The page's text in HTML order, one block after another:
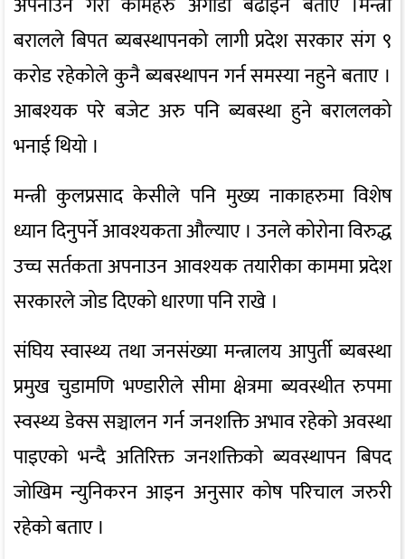
बरालले बिपत ब्यबस्थापनको लागी प्रदेश सरकार संग ९
करोड रहेकोले कुनै ब्यबस्थापन गर्न समस्या नहुने बताए ।
आबश्यक परे बजेट अरु पनि ब्यबस्था हुने बराललको
भनाई थियो ।
मन्त्री कुलप्रसाद केसीले पनि मुख्य नाकाहरुमा विशेष
ध्यान दिनुपर्ने आवश्यकता औल्याए । उनले कोरोना विरुद्ध
उच्च सर्तकता अपनाउन आवश्यक तयारीका काममा प्रदेश
सरकारले जोड दिएको धारणा पनि राखे ।
संघिय स्वास्थ्य तथा जनसंख्या मन्त्रालय आपुर्ती ब्यबस्था
प्रमुख चुडामणि भण्डारीले सीमा क्षेत्रमा ब्यवस्थीत रुपमा
स्वस्थ्य डेक्स सञ्चालन गर्न जनशक्ति अभाव रहेको अवस्था
पाइएको भन्दै अतिरिक्त जनशक्तिको ब्यवस्थापन बिपद
जोखिम न्युनिकरन आइन अनुसार कोष परिचाल जरुरी
रहेको बताए ।